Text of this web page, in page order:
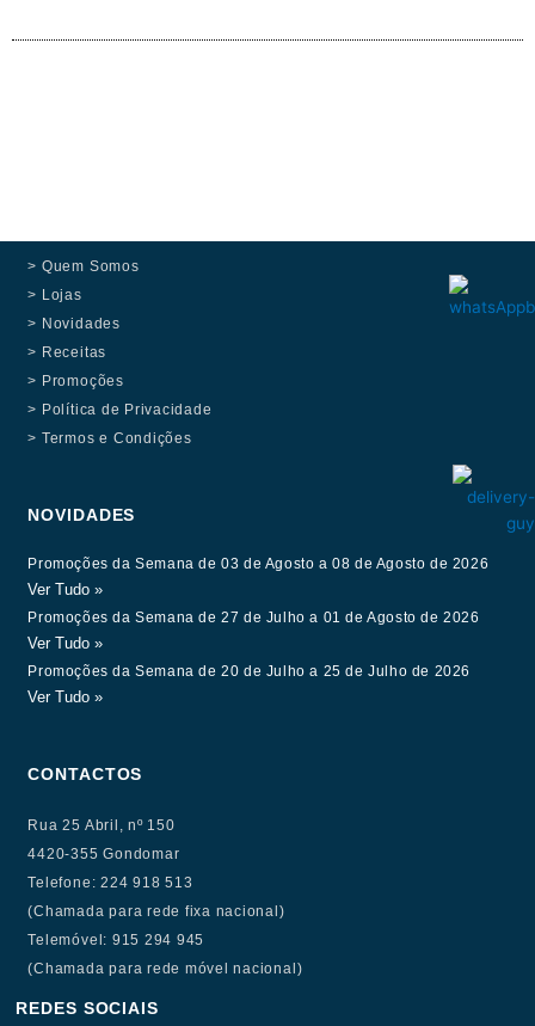
> Quem Somos
> Lojas
> Novidades
> Receitas
> Promoções
> Política de Privacidade
> Termos e Condições
NOVIDADES
Promoções da Semana de 03 de Agosto a 08 de Agosto de 2026
Ver Tudo »
Promoções da Semana de 27 de Julho a 01 de Agosto de 2026
Ver Tudo »
Promoções da Semana de 20 de Julho a 25 de Julho de 2026
Ver Tudo »
CONTACTOS
Rua 25 Abril, nº 150
4420-355 Gondomar
Telefone: 224 918 513
(Chamada para rede fixa nacional)
Telemóvel: 915 294 945
(Chamada para rede móvel nacional)
REDES SOCIAIS